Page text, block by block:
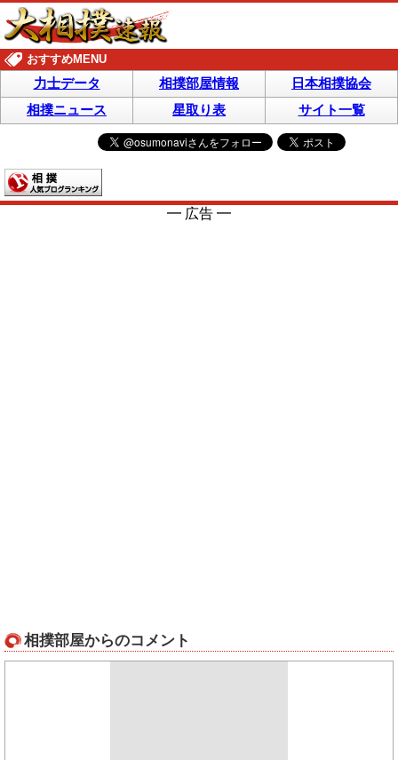
おすすめMENU
力士データ 相撲部屋情報
日本相撲協会
相撲ニュース
星取り表 サイト一覧
━ 広告 ━
相撲部屋からのコメント